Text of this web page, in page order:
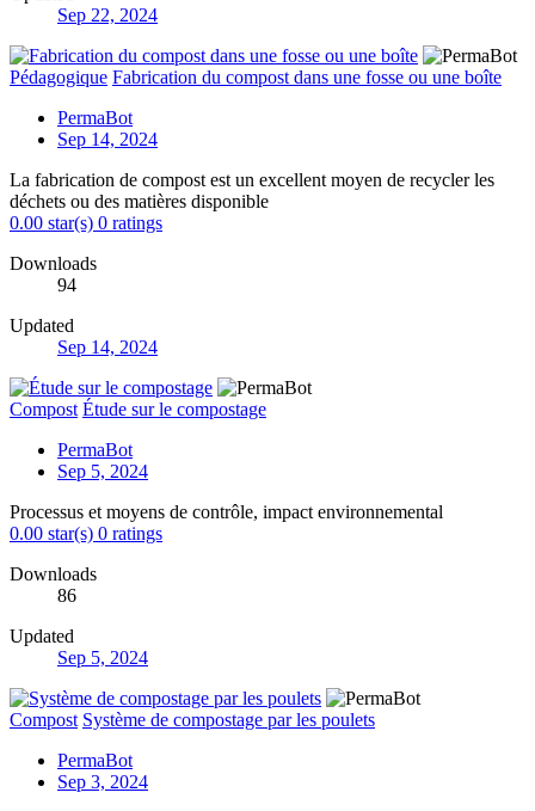
Sep 22, 2024
Pédagogique Fabrication du compost dans une fosse ou une boîte
PermaBot
Sep 14, 2024
La fabrication de compost est un excellent moyen de recycler les
déchets ou des matières disponible
0.00 star(s) 0 ratings
Downloads
94
Updated
Sep 14, 2024
Compost Étude sur le compostage
PermaBot
Sep 5, 2024
Processus et moyens de contrôle, impact environnemental
0.00 star(s) 0 ratings
Downloads
86
Updated
Sep 5, 2024
Compost Système de compostage par les poulets
PermaBot
Sep 3, 2024